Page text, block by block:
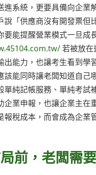
系統，更要具備向企業
「供應商沒有開發票但
能提醒營業模式一旦成
若被放在
能力，也讓考生看到學
能同時讓老闆知道自己
純記帳服務、單純考試
業申報，也讓企業主在
稅成本，而會成為企業
前，老闆需